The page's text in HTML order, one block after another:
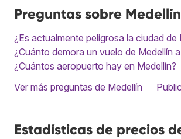
Preguntas sobre Medellín
¿Es actualmente peligrosa la ciudad de
¿Cuánto demora un vuelo de Medellín
¿Cuántos aeropuerto hay en Medellín?
Ver más preguntas de Medellín
Estadísticas de precios